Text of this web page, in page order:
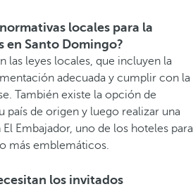
locales para la
en Santo Domingo?
las leyes locales, que incluyen la
adecuada y cumplir con la
También existe la opción de
país de origen y luego realizar una
Embajador, uno de los hoteles para
más emblemáticos.
los invitados